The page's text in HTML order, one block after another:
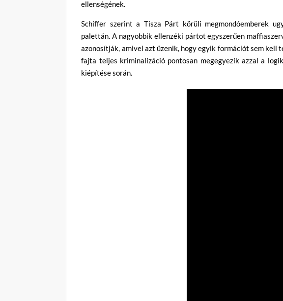
ellenségének.
Schiffer szerint a Tisza Párt körüli megmondóemberek
palettán. A nagyobbik ellenzéki pártot egyszerűen
azonosítják, amivel azt üzenik, hogy egyik formációt sem kell
fajta teljes kriminalizáció pontosan megegyezik azzal a
kiépítése során.